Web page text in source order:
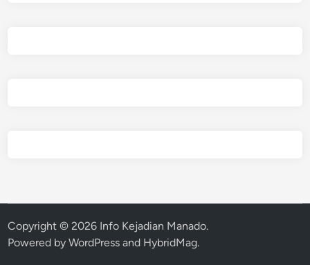
Copyright © 2026 Info Kejadian Manado.
Powered byWordPress and HybridMag.